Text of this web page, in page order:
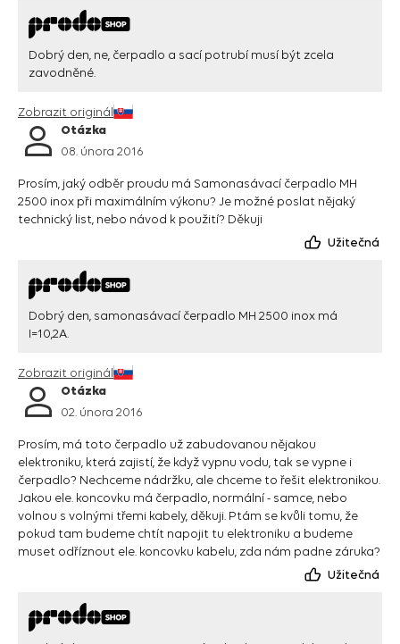
Dobrý den, ne, čerpadlo a sací potrubí musí být zcela
zavodněné.
Zobrazit originál
Otázka
08. února 2016
Prosím, jaký odběr proudu má Samonasávací čerpadlo MH
2500 inox při maximálním výkonu? Je možné poslat nějaký
technický list, nebo návod k použití? Děkuji
Užitečná
Dobrý den, samonasávací čerpadlo MH 2500 inox má
I=10,2A.
Zobrazit originál
Otázka
02. února 2016
Prosím, má toto čerpadlo už zabudovanou nějakou
elektroniku, která zajistí, že když vypnu vodu, tak se vypne i
čerpadlo? Nechceme nádržku, ale chceme to řešit elektronikou.
Jakou ele. koncovku má čerpadlo, normální - samce, nebo
volnou s volnými třemi kabely, děkuji. Ptám se kvůli tomu, že
pokud tam budeme chtít napojit tu elektroniku a budeme
muset odříznout ele. koncovku kabelu, zda nám padne záruka?
Užitečná